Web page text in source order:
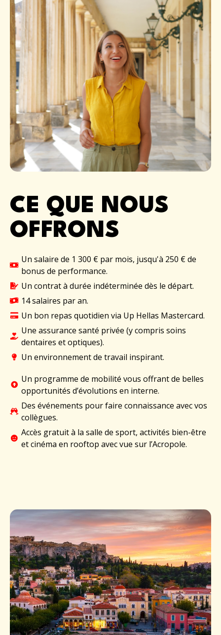
CE QUE NOUS
OFFRONS
Un salaire de 1 300 € par mois, jusqu'à 250 € de
bonus de performance.
Un contrat à durée indéterminée dès le départ.
14 salaires par an.
Un bon repas quotidien via Up Hellas Mastercard.
Une assurance santé privée (y compris soins
dentaires et optiques).
Un environnement de travail inspirant.
Un programme de mobilité vous offrant de belles
opportunités d’évolutions en interne.
Des événements pour faire connaissance avec vos
collègues.
Accès gratuit à la salle de sport, activités bien-être
et cinéma en rooftop avec vue sur l’Acropole.